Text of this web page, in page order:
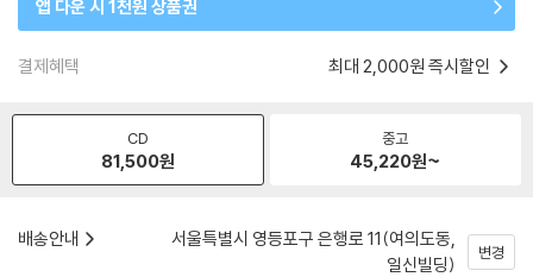
앱 다운 시 1천원 상품권
결제혜택 최대 2,000원 즉시할인
CD
81,500원
중고
45,220원~
배송안내
서울특별시 영등포구 은행로 11(여의도동,
일신빌딩)
변경